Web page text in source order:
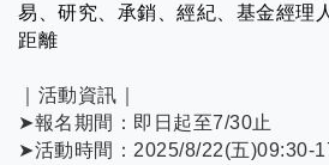
易、研究、承銷、經紀、基金經理
距離
｜活動資訊｜
➤報名期間：即日起至7/30止
➤活動時間：2025/8/22(五)09:30-